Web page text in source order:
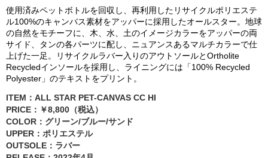
使用済みペットボトルを回収し、再利用したリサイクルポリエステ
ル100%のキャンバス素材をアッパーに採用したオールスター。地球
の自然をモチーフに、木、水、土のイメージカラーをアッパーの両
サイド、タンの各パーツに配し、ニュアンスあるマルチカラーで仕
上げた一足。リサイクルラバー入りのアウトソールとOrtholite
Recycledインソールを採用し、ライニングには「100% Recycled
Polyester」のテキストをプリント。
ITEM：ALL STAR PET-CANVAS CC HI
PRICE：￥8,800（税込）
COLOR：グリーン/ブルー/サンド
UPPER：ポリエステル
OUTSOLE：ラバー